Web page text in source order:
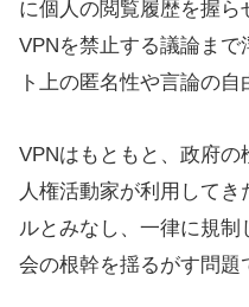
に個人の閲覧履歴を握
VPNを禁止する議論まで
ト上の匿名性や言論の自
VPNはもともと、政府
人権活動家が利用して
ルとみなし、一律に規
会の根幹を揺るがす問題